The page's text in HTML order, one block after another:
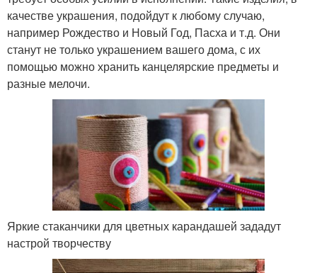
качестве украшения, подойдут к любому случаю,
например Рождество и Новый Год, Пасха и т.д. Они
станут не только украшением вашего дома, с их
помощью можно хранить канцелярские предметы и
разные мелочи.
Яркие стаканчики для цветных карандашей зададут
настрой творчеству